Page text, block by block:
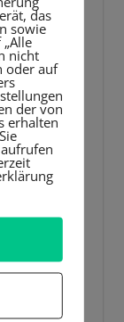
das
sowie
nicht
oder auf
der von
erhalten